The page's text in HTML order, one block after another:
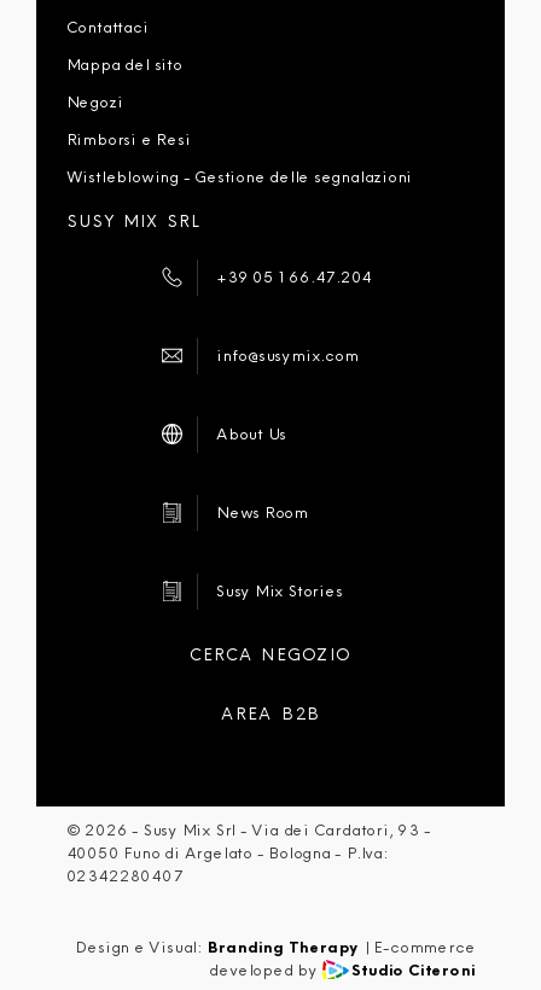
Contattaci
Mappa del sito
Negozi
Rimborsi e Resi
Wistleblowing - Gestione delle segnalazioni
SUSY MIX SRL
+39 051 66.47.204
info@susymix.com
About Us
News Room
Susy Mix Stories
CERCA NEGOZIO
AREA B2B
© 2026 - Susy Mix Srl - Via dei Cardatori, 93 -
40050 Funo di Argelato - Bologna - P.Iva:
02342280407
Design e Visual: Branding Therapy | E-commerce
developed by
Studio Citeroni